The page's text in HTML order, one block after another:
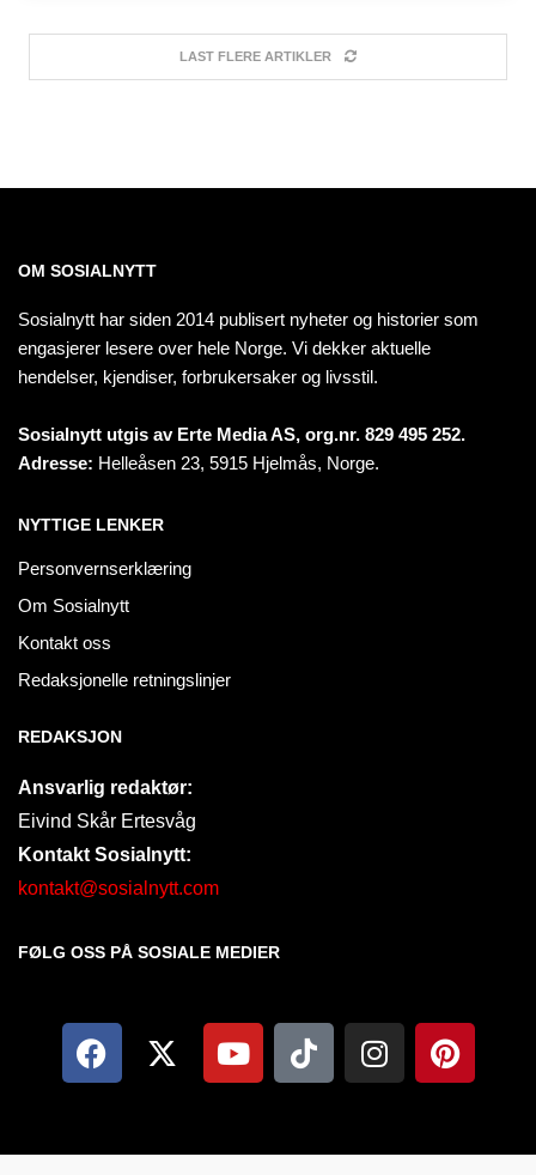
LAST FLERE ARTIKLER
OM SOSIALNYTT
Sosialnytt har siden 2014 publisert nyheter og historier som
engasjerer lesere over hele Norge. Vi dekker aktuelle
hendelser, kjendiser, forbrukersaker og livsstil.
Sosialnytt utgis av Erte Media AS, org.nr. 829 495 252.
Adresse: Helleåsen 23, 5915 Hjelmås, Norge.
NYTTIGE LENKER
Personvernserklæring
Om Sosialnytt
Kontakt oss
Redaksjonelle retningslinjer
REDAKSJON
Ansvarlig redaktør:
Eivind Skår Ertesvåg
Kontakt Sosialnytt:
kontakt@sosialnytt.com
FØLG OSS PÅ SOSIALE MEDIER​